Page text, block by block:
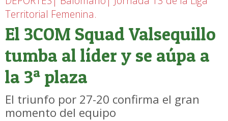
Territorial Femenina.
El 3COM Squad Valsequillo
tumba al líder y se aúpa a
la 3ª plaza
El triunfo por 27-20 confirma el gran
momento del equipo